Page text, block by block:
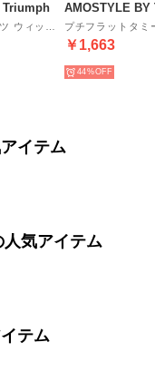
Triumph AMOSTYLE
￥1,663
44%
イテム
気アイテム
テム